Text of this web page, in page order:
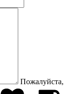
Пожалуйста,